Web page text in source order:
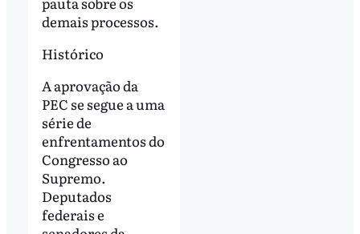
demais processos.
Histórico
A aprovação da
PEC se segue a uma
série de
enfrentamentos do
Congresso ao
Supremo.
Deputados
federais e